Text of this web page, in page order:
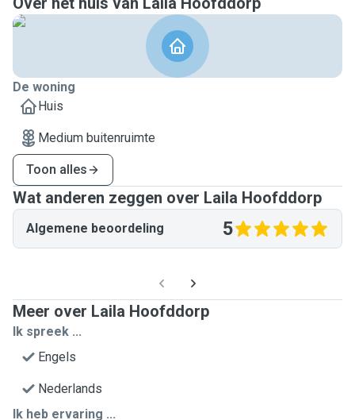
De woning
Huis
Medium buitenruimte
Toon alles
Wat anderen zeggen over Laila Hoofddorp
Algemene beoordeling 5
Meer over Laila Hoofddorp
Ik spreek ...
Engels
Nederlands
Ik heb ervaring ...